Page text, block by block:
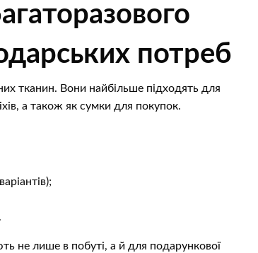
потреб
тканин. Вони найбільше підходять для
а також як сумки для покупок.
не лише в побуті, а й для подарункової